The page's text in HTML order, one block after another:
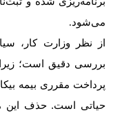
می‌شود.
از نظر وزارت کار،
بررسی دقیق است؛ زیرا
پرداخت مقرری بیمه
حیاتی است. حذف این